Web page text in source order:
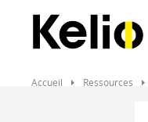
contenu
Accueil Ressources